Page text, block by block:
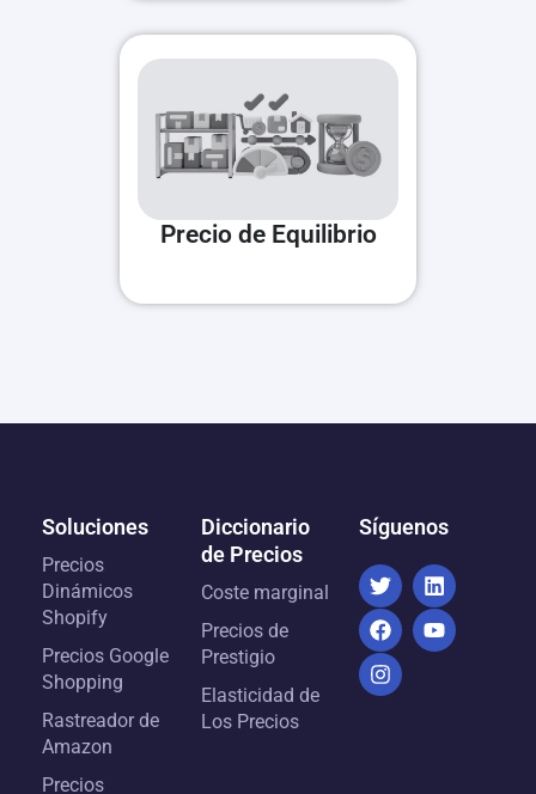
Precio de Equilibrio
Soluciones
Precios
Dinámicos
Shopify
Precios Google
Shopping
Rastreador de
Amazon
Precios
Diccionario
de Precios
Coste marginal
Precios de
Prestigio
Elasticidad de
Los Precios
Síguenos